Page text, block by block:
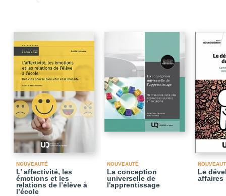
NOUVEAUTÉ
L’ affectivité, les
émotions et les
relations de l’élève à
l’école
NOUVEAUTÉ
La conception
universelle de
l'apprentissage
Le
affaires